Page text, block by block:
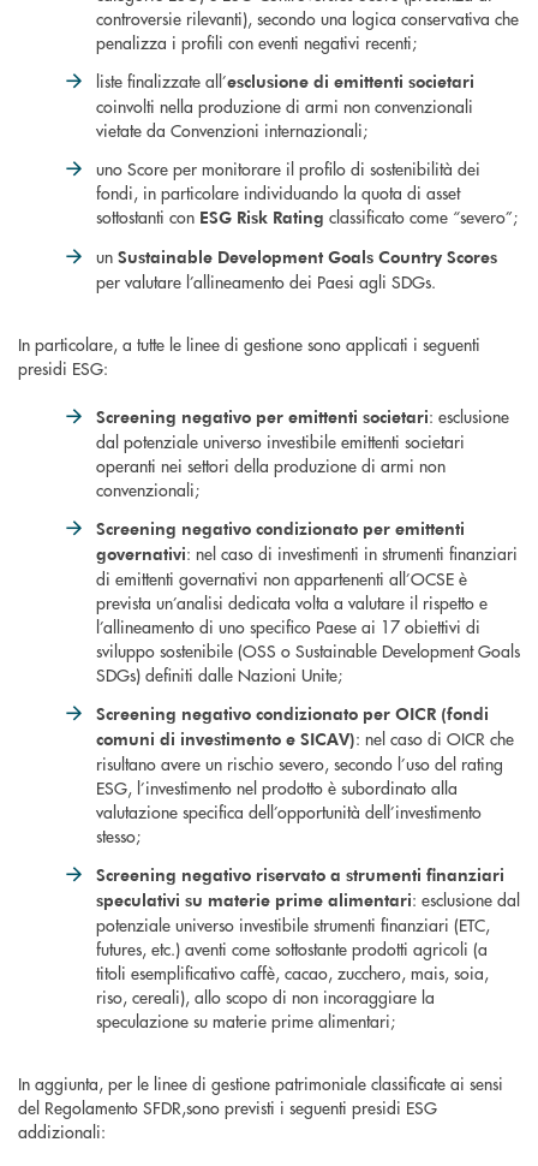
controversie rilevanti), secondo una logica conservativa che
penalizza i profili con eventi negativi recenti;
liste finalizzate all’esclusione di emittenti societari
coinvolti nella produzione di armi non convenzionali
vietate da Convenzioni internazionali;
uno Score per monitorare il profilo di sostenibilità dei
fondi, in particolare individuando la quota di asset
sottostanti con ESG Risk Rating classificato come “severo”;
un Sustainable Development Goals Country Scores
per valutare l’allineamento dei Paesi agli SDGs.
In particolare, a tutte le linee di gestione sono applicati i seguenti
presidi ESG:
Screening negativo per emittenti societari: esclusione
dal potenziale universo investibile emittenti societari
operanti nei settori della produzione di armi non
convenzionali;
Screening negativo condizionato per emittenti
governativi: nel caso di investimenti in strumenti finanziari
di emittenti governativi non appartenenti all’OCSE è
prevista un’analisi dedicata volta a valutare il rispetto e
l’allineamento di uno specifico Paese ai 17 obiettivi di
sviluppo sostenibile (OSS o Sustainable Development Goals
SDGs) definiti dalle Nazioni Unite;
Screening negativo condizionato per OICR (fondi
comuni di investimento e SICAV): nel caso di OICR che
risultano avere un rischio severo, secondo l’uso del rating
ESG, l’investimento nel prodotto è subordinato alla
valutazione specifica dell’opportunità dell’investimento
stesso;
Screening negativo riservato a strumenti finanziari
speculativi su materie prime alimentari: esclusione dal
potenziale universo investibile strumenti finanziari (ETC,
futures, etc.) aventi come sottostante prodotti agricoli (a
titoli esemplificativo caffè, cacao, zucchero, mais, soia,
riso, cereali), allo scopo di non incoraggiare la
speculazione su materie prime alimentari;
In aggiunta, per le linee di gestione patrimoniale classificate ai sensi
del Regolamento SFDR,sono previsti i seguenti presidi ESG
addizionali: